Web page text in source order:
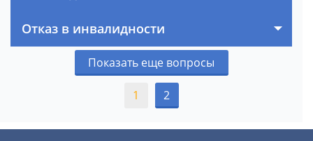
Отказ в инвалидности
Показать еще вопросы
1 2